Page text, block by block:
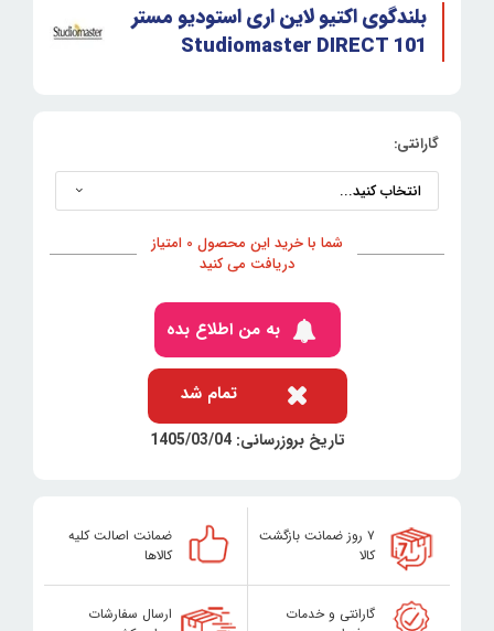
بلندگوی اکتیو لاین اری استودیو مستر
Studiomaster DIRECT 101
گارانتی:
شما با خرید این محصول 0 امتیاز
دریافت می کنید
به من اطلاع بده
تمام شد
تاریخ بروزرسانی: 1405/03/04
۷ روز ضمانت بازگشت
کالا
ضمانت اصالت کلیه
کالاها
گارانتی و خدمات
ارسال سفارشات